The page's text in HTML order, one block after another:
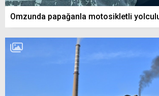
Omzunda papağanla motosikletli